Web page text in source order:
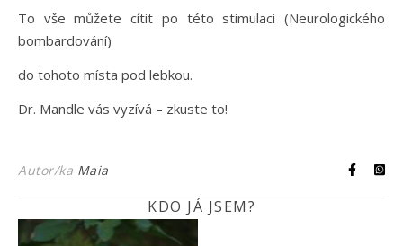
To vše můžete cítit po této stimulaci (Neurologického
bombardování)
do tohoto místa pod lebkou.
Dr. Mandle vás vyzívá – zkuste to!
Autor/ka Maia
KDO JÁ JSEM?